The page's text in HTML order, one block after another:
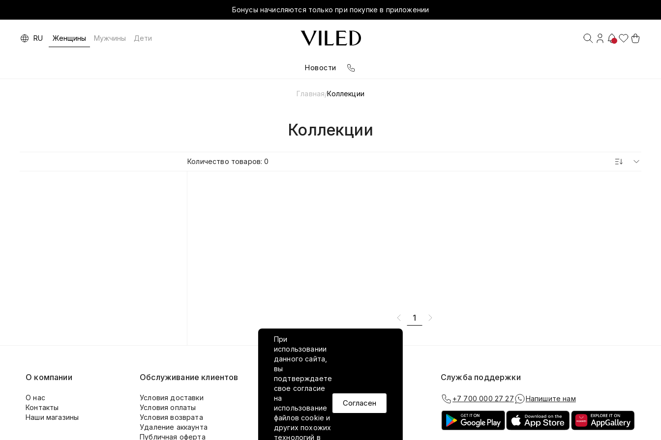
Бонусы начисляются только при покупке в приложении
RU Женщины Мужчины Дети
Новости
Главная/Коллекции
Коллекции
Количество товаров: 0
1
При
использовании
данного сайта,
вы
подтверждаете
свое согласие
на
использование
файлов cookie и
других похожих
технологий в
Согласен
О компании
О нас
Контакты
Наши магазины
Обслуживание клиентов
Условия доставки
Условия оплаты
Условия возврата
Удаление аккаунта
Публичная оферта
VILED в соцсетях Служба поддержки
+7 700 000 27 27 Напишите нам